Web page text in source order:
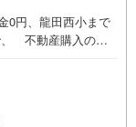
0円、龍田西小まで
、 不動産購入の満
円以内の家具家電
ん■購入総額を抑え
（2）太陽光等のオ